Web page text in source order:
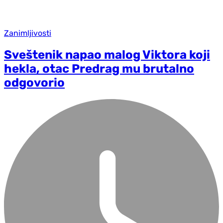
Zanimljivosti
Sveštenik napao malog Viktora koji
hekla, otac Predrag mu brutalno
odgovorio